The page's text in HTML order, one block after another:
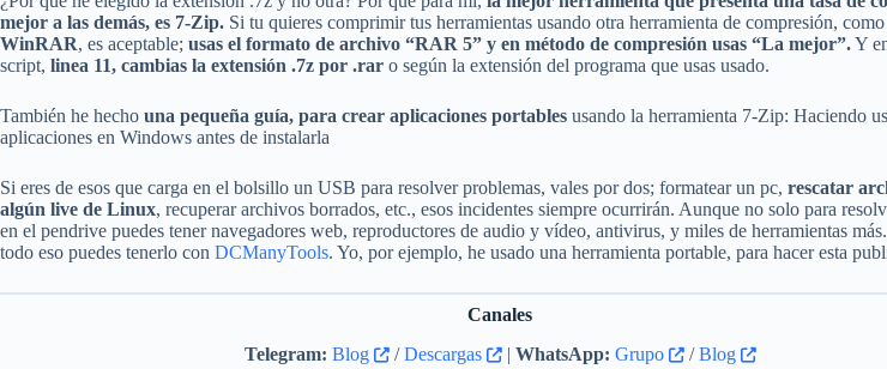
mejor a las demás, es 7-Zip. Si tu quieres comprimir tus herramientas usando otra herramienta de compresión,
WinRAR, es aceptable; usas el formato de archivo “RAR 5” y en método de compresión usas “La mejor”.Y
script, linea 11, cambias la extensión .7z por .rar o según la extensión del programa que usas usado.
También he hecho una pequeña guía, para crear aplicaciones portables usando la herramienta 7-Zip: Haciendo
aplicaciones en Windows antes de instalarla
Si eres de esos que carga en el bolsillo un USB para resolver problemas, vales por dos; formatear un pc, rescatar
algún live de Linux, recuperar archivos borrados, etc., esos incidentes siempre ocurrirán. Aunque no solo para
en el pendrive puedes tener navegadores web, reproductores de audio y vídeo, antivirus, y miles de herramientas
todo eso puedes tenerlo con DCManyTools. Yo, por ejemplo, he usado una herramienta portable, para hacer esta
Canales
Telegram: Blog /Descargas | WhatsApp: Grupo /Blog